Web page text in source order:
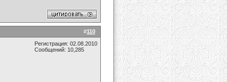
#110
Регистрация: 02.08.2010
Сообщений: 10,285